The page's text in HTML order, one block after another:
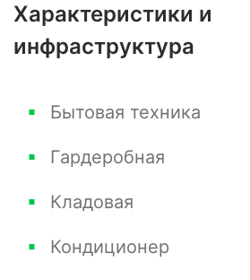
Характеристики и
инфраструктура
Бытовая техника
Гардеробная
Кладовая
Кондиционер